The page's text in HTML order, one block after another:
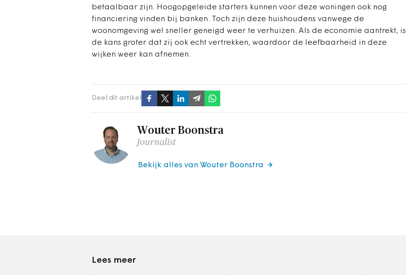
betaalbaar zijn. Hoogopgeleide starters kunnen voor deze woningen ook nog
financiering vinden bij banken. Toch zijn deze huishoudens vanwege de
woonomgeving wel sneller geneigd weer te verhuizen. Als de economie aantrekt, is
de kans groter dat zij ook echt vertrekken, waardoor de leefbaarheid in deze
wijken weer kan afnemen.
Deel dit artikel
Wouter Boonstra
Journalist
Bekijk alles van Wouter Boonstra
Lees meer